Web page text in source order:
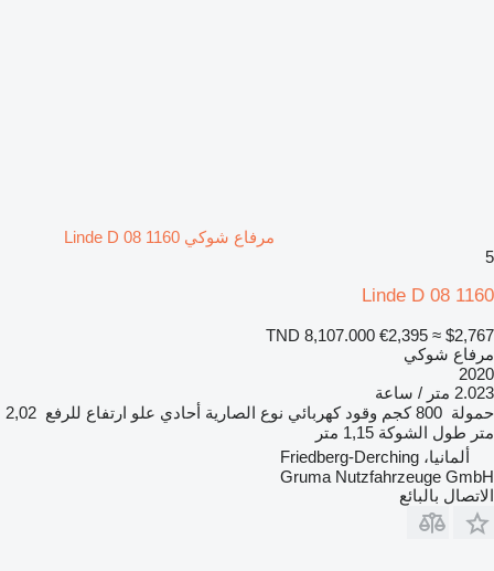
مرفاع شوكي Linde D 08 1160
5
Linde D 08 1160
TND 8,107.000 €2,395 ≈ $2,767
مرفاع شوكي
2020
2.023 متر / ساعة
حمولة 800 كجم وقود كهربائي نوع الصارية أحادي علو ارتفاع للرفع 2,02
متر طول الشوكة 1,15 متر
ألمانيا، Friedberg-Derching
Gruma Nutzfahrzeuge GmbH
الاتصال بالبائع